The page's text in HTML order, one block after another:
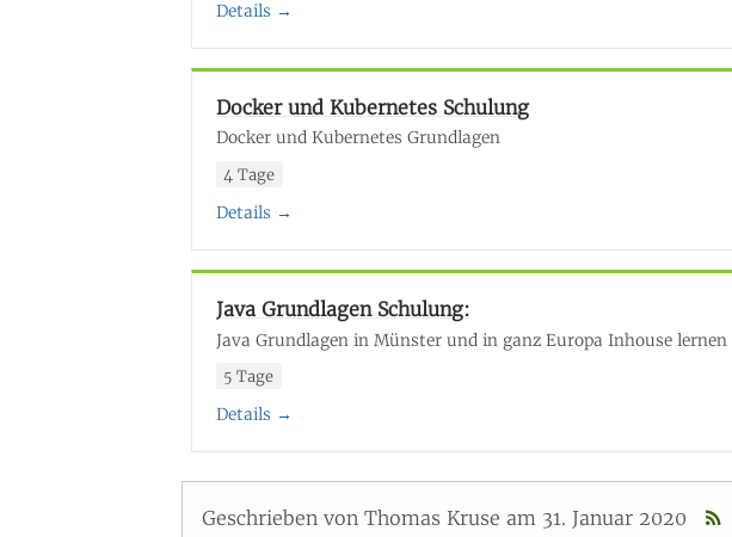
Details →
Docker und Kubernetes Schulung
Docker und Kubernetes Grundlagen
4 Tage
Details →
Java Grundlagen Schulung:
Java Grundlagen in Münster und in ganz Europa Inhouse lernen
5 Tage
Details →
Geschrieben von Thomas Kruse am 31. Januar 2020